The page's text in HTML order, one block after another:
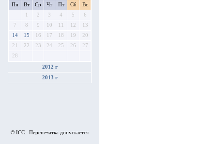
Пн Вт Ср Чт Пт Сб
Вс
1
2 3 4 5
6
7
8 9 10 11 12
13
14
15 16 17 18 19
20
21
22 23 24 25 26
27
28
2012 г
2013 г
© ICC. Перепечатка допускается